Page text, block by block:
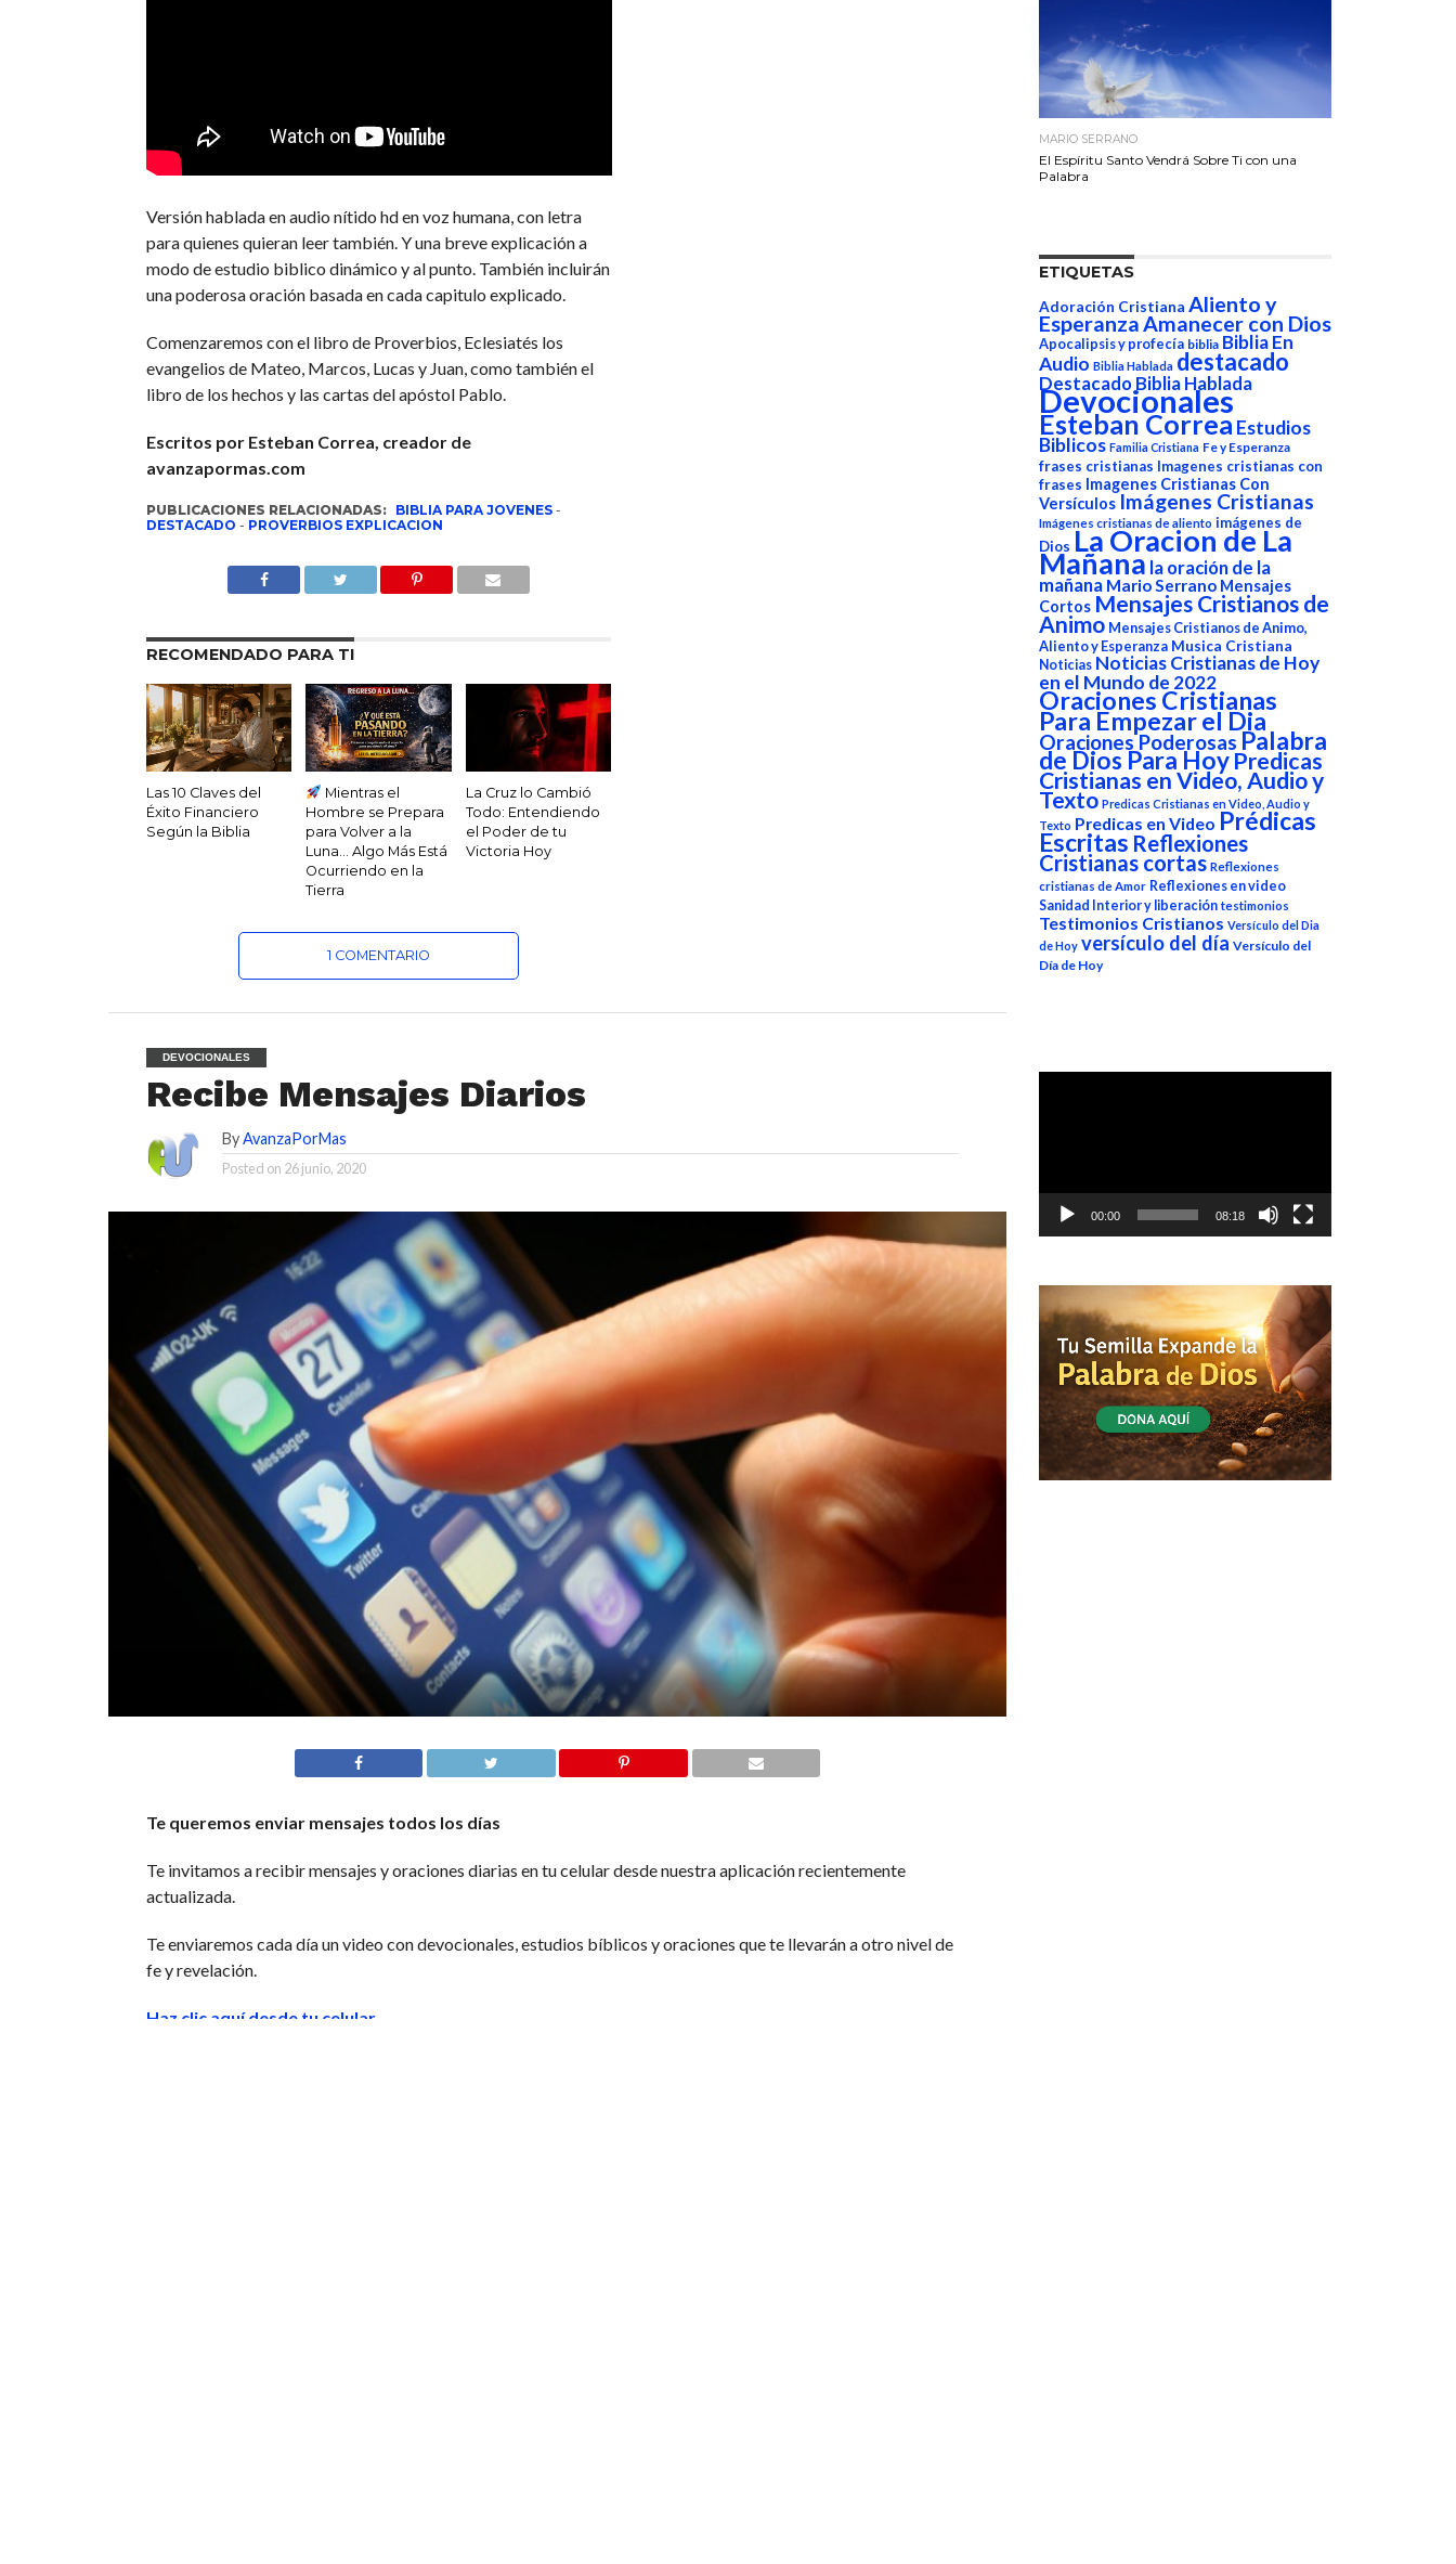
Versión hablada en audio nítido hd en voz humana, con letra
para quienes quieran leer también. Y una breve explicación a
modo de estudio biblico dinámico y al punto. También incluirán
una poderosa oración basada en cada capitulo explicado.
Comenzaremos con el libro de Proverbios, Eclesiatés los
evangelios de Mateo, Marcos, Lucas y Juan, como también el
libro de los hechos y las cartas del apóstol Pablo.
Escritos por Esteban Correa, creador de
avanzapormas.com
PUBLICACIONES RELACIONADAS: BIBLIA PARA JOVENES-
DESTACADO - PROVERBIOS EXPLICACION
RECOMENDADO PARA TI
Las 10 Claves del
Éxito Financiero
Según la Biblia
Mientras el
Hombre se Prepara
para Volver a la
Luna… Algo Más Está
Ocurriendo en la
Tierra
La Cruz lo Cambió
Todo: Entendiendo
el Poder de tu
Victoria Hoy
1 COMENTARIO
DEVOCIONALES
Recibe Mensajes Diarios
ByAvanzaPorMas
Posted on 26 junio, 2020
Te queremos enviar mensajes todos los días
Te invitamos a recibir mensajes y oraciones diarias en tu celular desde nuestra aplicación recientemente
actualizada.
Te enviaremos cada día un video con devocionales, estudios bíblicos y oraciones que te llevarán a otro nivel de
fe y revelación.
Haz clic aquí desde tu celular
MARIO SERRANO
El Espíritu Santo Vendrá Sobre Ti con una
Palabra
ETIQUETAS
Adoración Cristiana Aliento y
EsperanzaAmanecer con Dios
Apocalipsis y profecía biblia Biblia En
Audio Biblia Hablada destacado
Destacado Biblia Hablada
Devocionales
Esteban Correa Estudios
Biblicos Familia Cristiana Fe y Esperanza
frases cristianas Imagenes cristianas con
frases Imagenes Cristianas Con
Versículos Imágenes Cristianas
Imágenes cristianas de aliento imágenes de
Dios La Oracion de La
Mañana la oración de la
mañana Mario Serrano Mensajes
Cortos Mensajes Cristianos de
Animo Mensajes Cristianos de Animo,
Aliento y Esperanza Musica Cristiana
Noticias Noticias Cristianas de Hoy
en el Mundo de 2022
Oraciones Cristianas
Para Empezar el Dia
Oraciones Poderosas Palabra
de Dios Para HoyPredicas
Cristianas en Video, Audio y
Texto Predicas Cristianas en Video, Audio y
Texto Predicas en Video Prédicas
Escritas Reflexiones
Cristianas cortas Reflexiones
cristianas de Amor Reflexiones en video
Sanidad Interior y liberación testimonios
Testimonios Cristianos Versículo del Dia
de Hoy versículo del día Versículo del
Día de Hoy
Reproductor
00:00 08:18